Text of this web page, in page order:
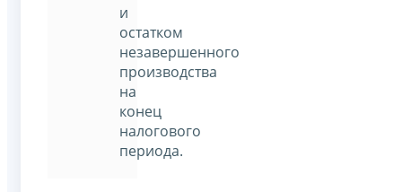
и
остатком
незавершенного
производства
на
конец
налогового
периода.